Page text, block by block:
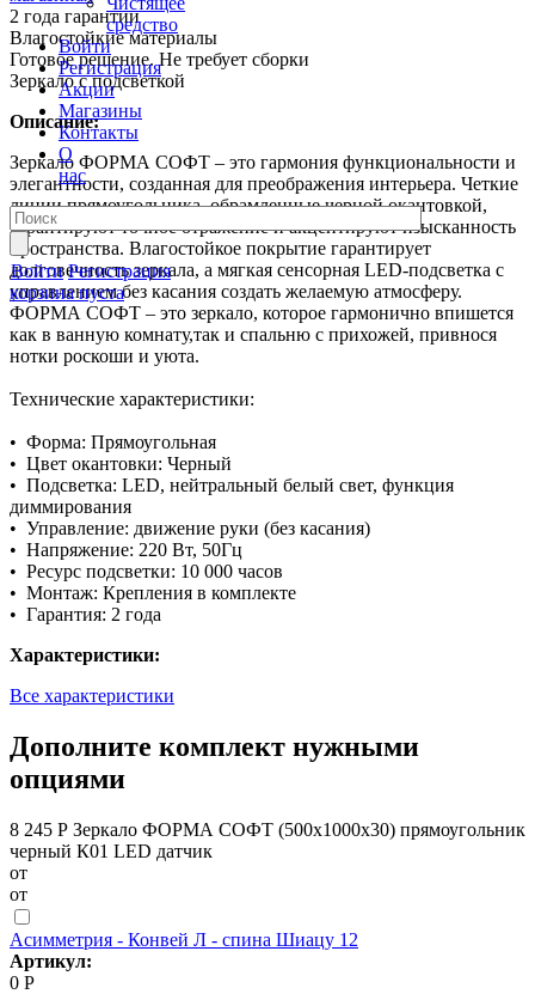
средство
Войти
Регистрация
Акции
Магазины
Контакты
О
нас
Войти Регистрация
корзина пуста
2 года гарантии
Влагостойкие материалы
Готовое решение. Не требует сборки
Зеркало с подсветкой
Описание:
Зеркало ФОРМА СОФТ – это гармония функциональности и
элегантности, созданная для преображения интерьера. Четкие
линии прямоугольника, обрамленные черной окантовкой,
гарантируют точное отражение и акцентируют изысканность
пространства. Влагостойкое покрытие гарантирует
долговечность зеркала, а мягкая сенсорная LED-подсветка с
управлением без касания создать желаемую атмосферу.
ФОРМА СОФТ – это зеркало, которое гармонично впишется
как в ванную комнату,так и спальню с прихожей, привнося
нотки роскоши и уюта.
Технические характеристики:
• Форма: Прямоугольная
• Цвет окантовки: Черный
• Подсветка: LED, нейтральный белый свет, функция
диммирования
• Управление: движение руки (без касания)
• Напряжение: 220 Вт, 50Гц
• Ресурс подсветки: 10 000 часов
• Монтаж: Крепления в комплекте
• Гарантия: 2 года
Характеристики:
Все характеристики
Дополните комплект нужными
опциями
8 245 Р Зеркало ФОРМА СОФТ (500х1000х30) прямоугольник
черный К01 LED датчик
от
от
Асимметрия - Конвей Л - спина Шиацу 12
Артикул:
0 Р